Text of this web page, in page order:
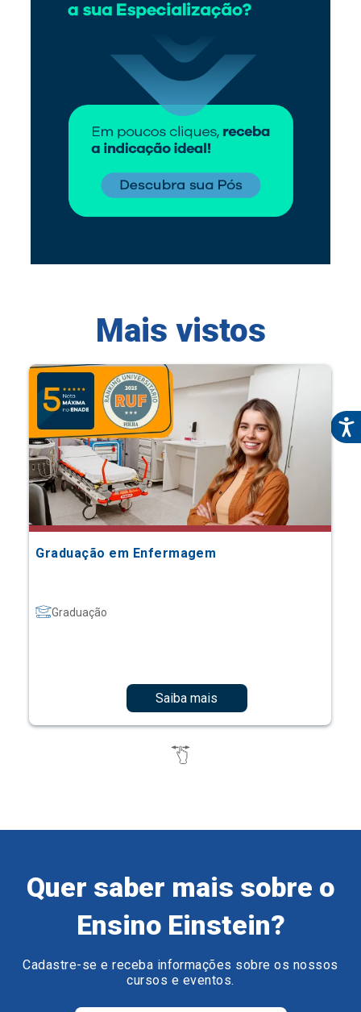
Mais vistos
Graduação em Enfermagem
Graduação
Saiba mais
Quer saber mais sobre o
Ensino Einstein?
Cadastre-se e receba informações sobre os nossos
cursos e eventos.